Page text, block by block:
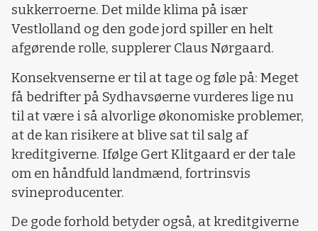
sukkerroerne. Det milde klima på især
Vestlolland og den gode jord spiller en helt
afgørende rolle, supplerer Claus Nørgaard.
Konsekvenserne er til at tage og føle på: Meget
få bedrifter på Sydhavsøerne vurderes lige nu
til at være i så alvorlige økonomiske problemer,
at de kan risikere at blive sat til salg af
kreditgiverne. Ifølge Gert Klitgaard er der tale
om en håndfuld landmænd, fortrinsvis
svineproducenter.
De gode forhold betyder også, at kreditgiverne